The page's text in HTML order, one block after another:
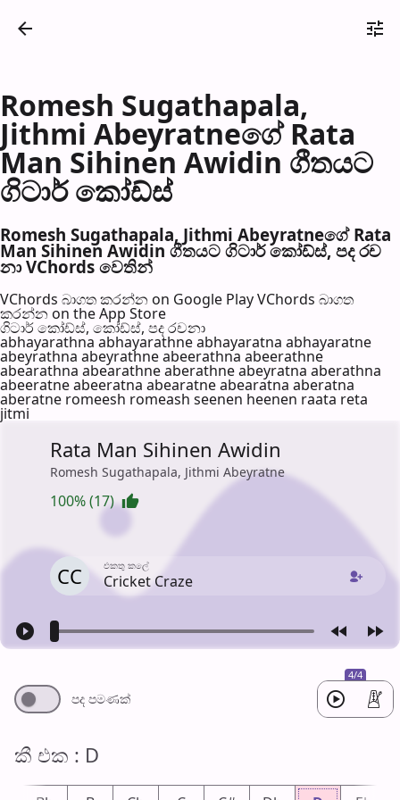
Romesh Sugathapala,
Jithmi Abeyratneගේ Rata
Man Sihinen Awidin ගීතයට
ගිටාර් කෝඩ්ස්
Romesh Sugathapala, Jithmi Abeyratneගේ Rata
Man Sihinen Awidin ගීතයට ගිටාර් කෝඩ්ස්, පද රච​
නා VChords වෙති​න්
VChords බාගත කරන්න on Google PlayVChords බාගත
කරන්න on the App Store
ගිටාර් කෝඩ්ස්, කෝඩ්ස්, පද රච​නා
abhayarathna abhayarathne abhayaratna abhayaratne
abeyrathna abeyrathne abeerathna abeerathne
abearathna abearathne aberathne abeyratna aberathna
abeeratne abeeratna abearatne abearatna aberatna
aberatne romeesh romeash seenen heenen raata reta
jitmi
Rata Man Sihinen Awidin
Romesh Sugathapala, Jithmi Abeyratne
100% (17)
CC එක​තු කලේ
Cricket Craze
4/4
පද පමණ​ක්
කී එ​ක : D